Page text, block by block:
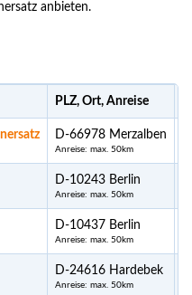
anbieten.
PLZ, Ort, Anreise
D-66978 Merzalben
Anreise: max. 50km
D-10243 Berlin
Anreise: max. 50km
D-10437 Berlin
Anreise: max. 50km
D-24616 Hardebek
Anreise: max. 50km